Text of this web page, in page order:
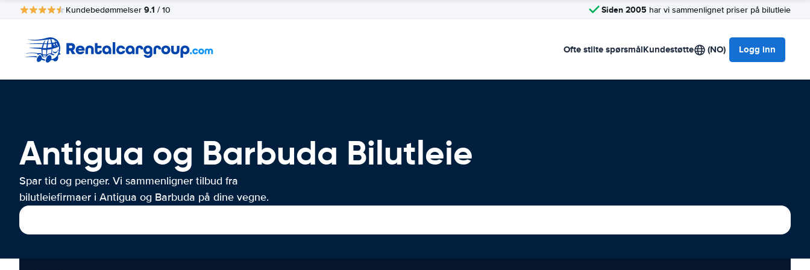
Kundebedømmelser 9.1 / 10 Siden 2005 har vi sammenlignet priser på bilutleie
Ofte stilte spørsmålKundestøtte (NO) Logg inn
Antigua og Barbuda Bilutleie
Spar tid og penger. Vi sammenligner tilbud fra
bilutleiefirmaer i Antigua og Barbuda på dine vegne.